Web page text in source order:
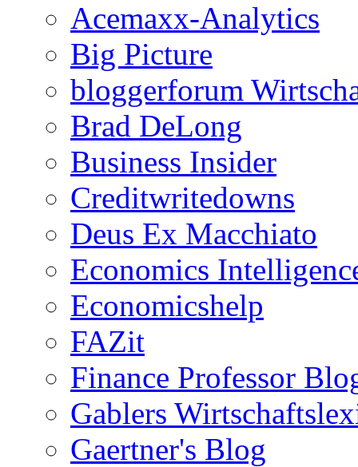
Acemaxx-Analytics
Big Picture
bloggerforum
Brad DeLong
Business Insider
Creditwritedowns
Deus Ex Macchiato
Economics
Economicshelp
FAZit
Finance Professor
Gablers
Gaertner's Blog